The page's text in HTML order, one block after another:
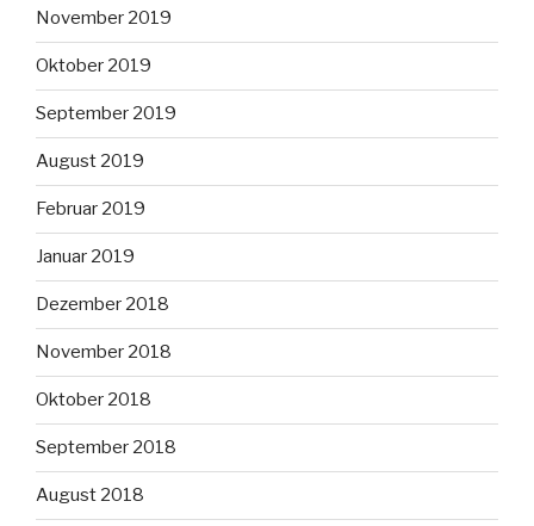
November 2019
Oktober 2019
September 2019
August 2019
Februar 2019
Januar 2019
Dezember 2018
November 2018
Oktober 2018
September 2018
August 2018